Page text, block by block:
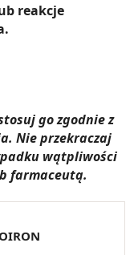
reakcje
go zgodnie z
Nie przekraczaj
wątpliwości
farmaceutą.